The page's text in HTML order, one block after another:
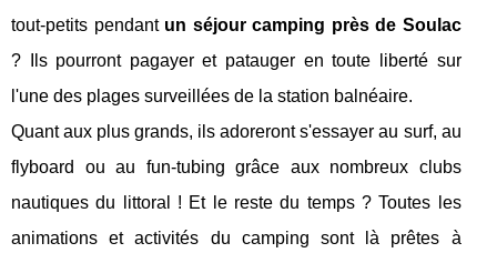
tout-petits pendant un séjour camping près de Soulac
? Ils pourront pagayer et patauger en toute liberté sur
l'une des plages surveillées de la station balnéaire.
Quant aux plus grands, ils adoreront s'essayer au surf, au
flyboard ou au fun-tubing grâce aux nombreux clubs
nautiques du littoral ! Et le reste du temps ? Toutes les
animations et activités du camping sont là prêtes à